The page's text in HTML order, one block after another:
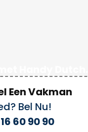
Een Vakman
Bel Nu!
60 90 90